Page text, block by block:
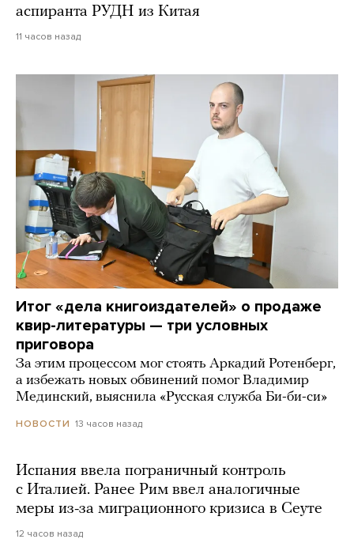
аспиранта РУДН из Китая
11 часов назад
Итог «дела книгоиздателей» о продаже
квир-литературы — три условных
приговора
За этим процессом мог стоять Аркадий Ротенберг,
а избежать новых обвинений помог Владимир
Мединский, выяснила «Русская служба Би-би-си»
НОВОСТИ 13 часов назад
Испания ввела пограничный контроль
с Италией. Ранее Рим ввел аналогичные
меры из-за миграционного кризиса в Сеуте
12 часов назад